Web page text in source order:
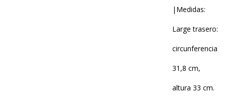
|Medidas:
Large trasero:
circunferencia
31,8 cm,
altura 33 cm.